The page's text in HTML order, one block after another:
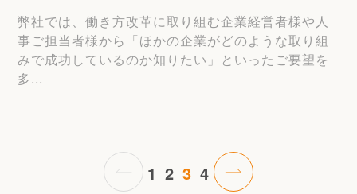
弊社では、働き方改革に取り組む企業経営者様や人
事ご担当者様から「ほかの企業がどのような取り組
みで成功しているのか知りたい」といったご要望を
多...
1 2 3 4